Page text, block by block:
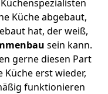
Küche abgebaut,
hat, der weiß,
sein kann.
gerne diesen Part
erst wieder,
funktionieren